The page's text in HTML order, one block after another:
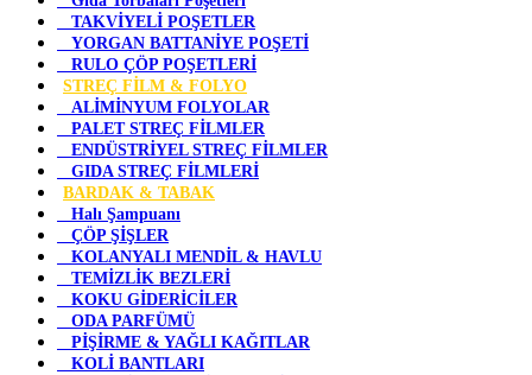
TAKVİYELİ POŞETLER
YORGAN BATTANİYE POŞETİ
RULO ÇÖP POŞETLERİ
STREÇ FİLM & FOLYO
ALİMİNYUM FOLYOLAR
PALET STREÇ FİLMLER
ENDÜSTRİYEL STREÇ FİLMLER
GIDA STREÇ FİLMLERİ
BARDAK & TABAK
Halı Şampuanı
ÇÖP ŞİŞLER
KOLANYALI MENDİL & HAVLU
TEMİZLİK BEZLERİ
KOKU GİDERİCİLER
ODA PARFÜMÜ
PİŞİRME & YAĞLI KAĞITLAR
KOLİ BANTLARI